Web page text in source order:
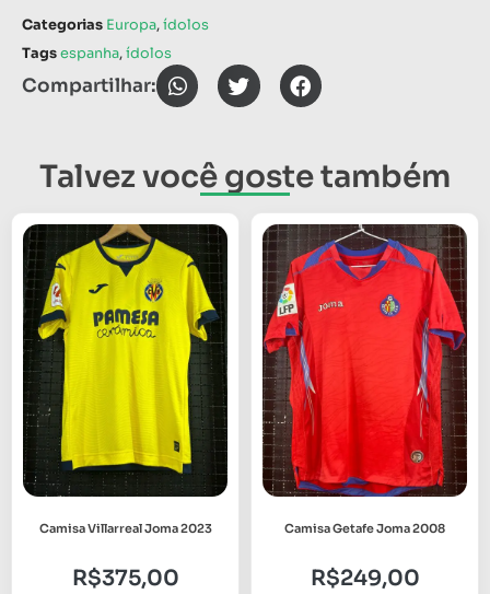
Categorias Europa,ídolos
Tagsespanha,ídolos
Compartilhar:
Talvez você goste também
Camisa Villarreal Joma 2023
R$375,00
Camisa Getafe Joma 2008
R$249,00